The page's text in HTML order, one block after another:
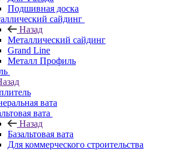
Подшивная доска
сайдинг
Назад
Металлический сайдинг
Grand Line
Металл Профиль
вата
вата
Назад
Базальтовая вата
Для коммерческого строительства